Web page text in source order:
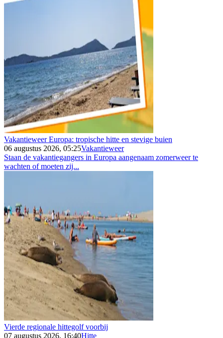
Vakantieweer Europa: tropische hitte en stevige buien
06 augustus 2026, 05:25Vakantieweer
Staan de vakantiegangers in Europa aangenaam zomerweer te
wachten of moeten zij...
Vierde regionale hittegolf voorbij
07 augustus 2026, 16:40Hitte